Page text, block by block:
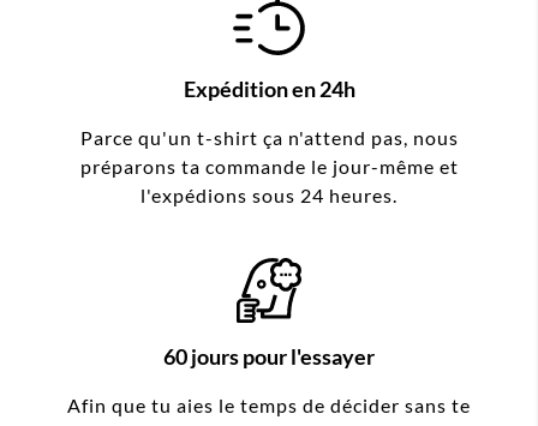
Expédition en 24h
Parce qu'un t-shirt ça n'attend pas, nous
préparons ta commande le jour-même et
l'expédions sous 24 heures.
60 jours pour l'essayer
Afin que tu aies le temps de décider sans te